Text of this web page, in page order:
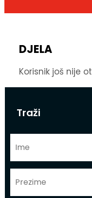
Traži
DJELA
Korisnik još nije